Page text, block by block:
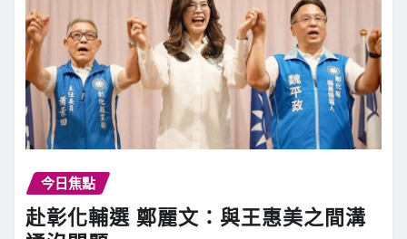
今日焦點
赴彰化輔選 鄭麗文：與王惠美之間溝